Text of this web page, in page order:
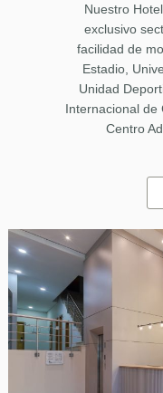
Nuestro
exclusivo
facilidad de
Estadio,
Unidad
Internacional de
Centro